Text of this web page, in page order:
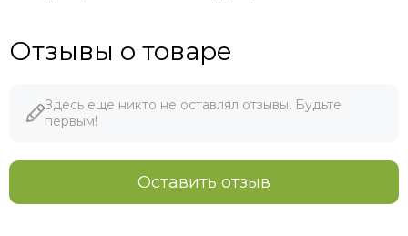
Отзывы о товаре
Здесь еще никто не оставлял отзывы. Будьте
первым!
Оставить отзыв